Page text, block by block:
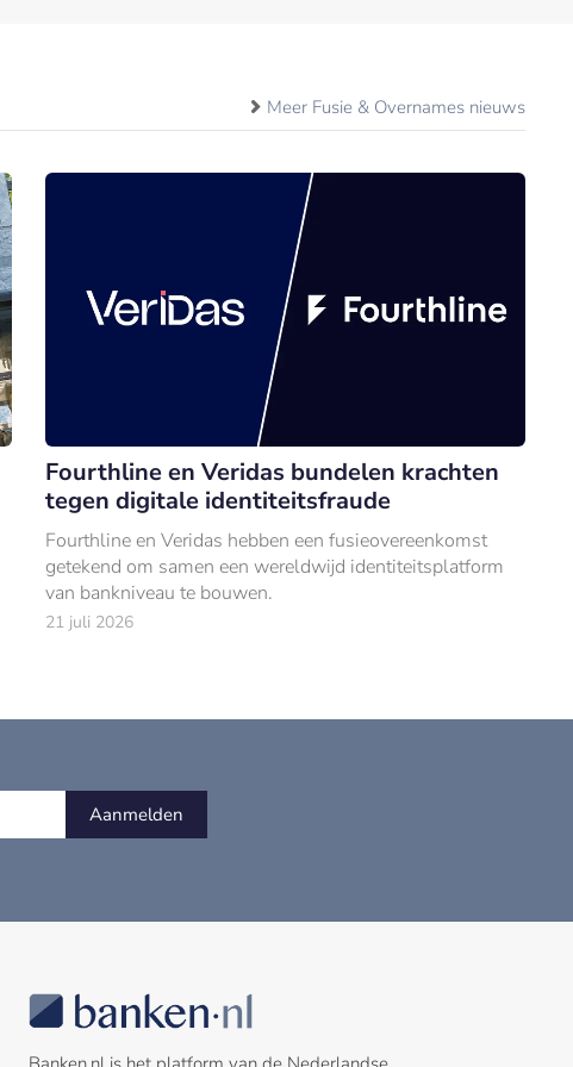
Meer Fusie & Overnames nieuws
Fourthline en Veridas bundelen krachten
tegen digitale identiteitsfraude
Fourthline en Veridas hebben een fusieovereenkomst
getekend om samen een wereldwijd identiteitsplatform
van bankniveau te bouwen.
21 juli 2026
Aanmelden